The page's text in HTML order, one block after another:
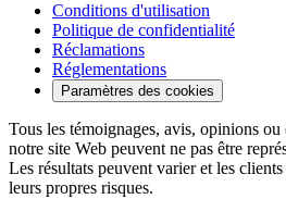
Conditions d'utilisation
Politique de confidentialité
Réclamations
Réglementations
Paramètres des cookies
Tous les témoignages, avis, opinions ou
notre site Web peuvent ne pas être
Les résultats peuvent varier et les
leurs propres risques.